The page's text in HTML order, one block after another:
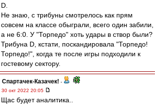
D.
Не знаю, с трибуны смотрелось как прям
совсем на классе обыграли, всего один забили,
а не 6:0. У "Торпедо" хоть удары в створ были?
Трибуна D, кстати, поскандировала "Торпедо!
Торпедо!", когда те после игры подходили к
гостевому сектору.
Спартачек-Казачек! -
30 окт 2022 20:05
Щас будет аналитика..